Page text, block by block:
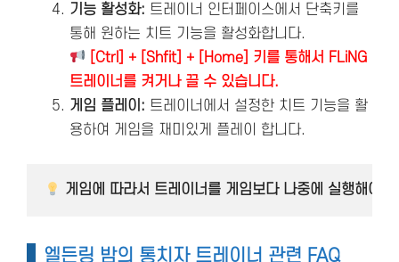
기능 활성화: 트레이너 인터페이스에서 단축키를
통해 원하는 치트 기능을 활성화합니다.
[Ctrl] + [Shfit] + [Home] 키를 통해서 FLiNG
트레이너를 켜거나 끌 수 있습니다.
게임 플레이: 트레이너에서 설정한 치트 기능을 활
용하여 게임을 재미있게 플레이 합니다.
게임에 따라서 트레이너를 게임보다 나중에 실행해야
엘든링 밤의 통치자 트레이너 관련 FAQ